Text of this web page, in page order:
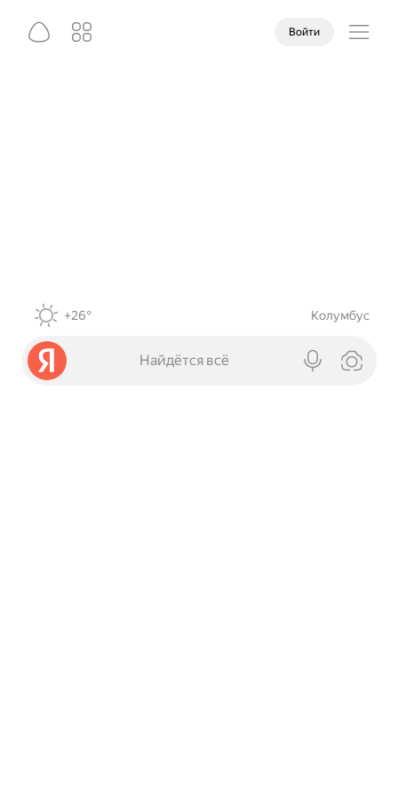
Войти
+26° Колумбус
Найдётся всё